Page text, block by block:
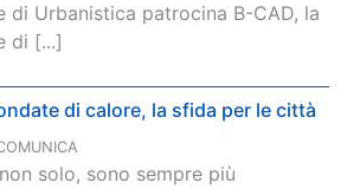
di Urbanistica patrocina B-CAD, la
di [...]
di calore, la sfida per le città
solo, sono sempre più